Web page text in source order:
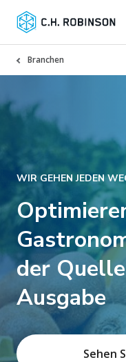
Branchen
WIR GEHEN JEDEN
der
Ausgabe
Sehen